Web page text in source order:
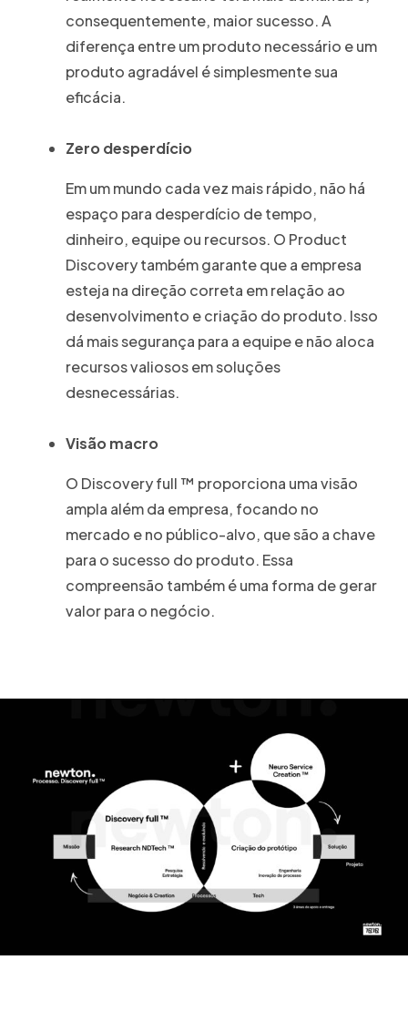
consequentemente, maior sucesso. A
diferença entre um produto necessário e um
produto agradável é simplesmente sua
eficácia.
Zero desperdício
Em um mundo cada vez mais rápido, não há
espaço para desperdício de tempo,
dinheiro, equipe ou recursos. O Product
Discovery também garante que a empresa
esteja na direção correta em relação ao
desenvolvimento e criação do produto. Isso
dá mais segurança para a equipe e não aloca
recursos valiosos em soluções
desnecessárias.
Visão macro
O Discovery full ™ proporciona uma visão
ampla além da empresa, focando no
mercado e no público-alvo, que são a chave
para o sucesso do produto. Essa
compreensão também é uma forma de gerar
valor para o negócio.